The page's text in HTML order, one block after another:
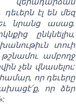
էլ են մեզ
նրանց ասաց.
ընկնելիս,
տուի
ամբողջ
չեն վնասելու:
որ դեւերը
որ ձեր